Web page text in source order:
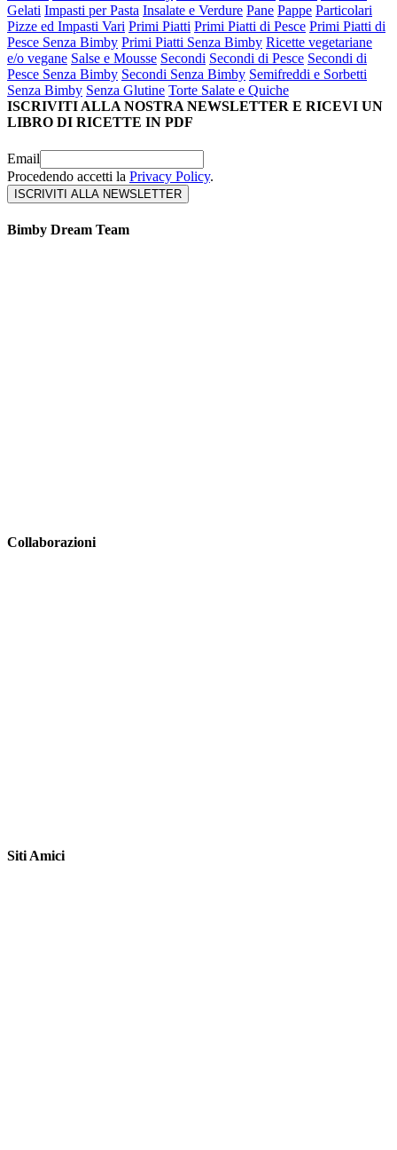
Gelati Impasti per Pasta Insalate e Verdure Pane Pappe Particolari
Pizze ed Impasti Vari Primi Piatti Primi Piatti di Pesce Primi Piatti di
Pesce Senza Bimby Primi Piatti Senza Bimby Ricette vegetariane
e/o vegane Salse e Mousse Secondi Secondi di Pesce Secondi di
Pesce Senza Bimby Secondi Senza Bimby Semifreddi e Sorbetti
Senza Bimby Senza Glutine Torte Salate e Quiche
ISCRIVITI ALLA NOSTRA NEWSLETTER E RICEVI UN
LIBRO DI RICETTE IN PDF
Email
Procedendo accetti la Privacy Policy.
Bimby Dream Team
Collaborazioni
Siti Amici